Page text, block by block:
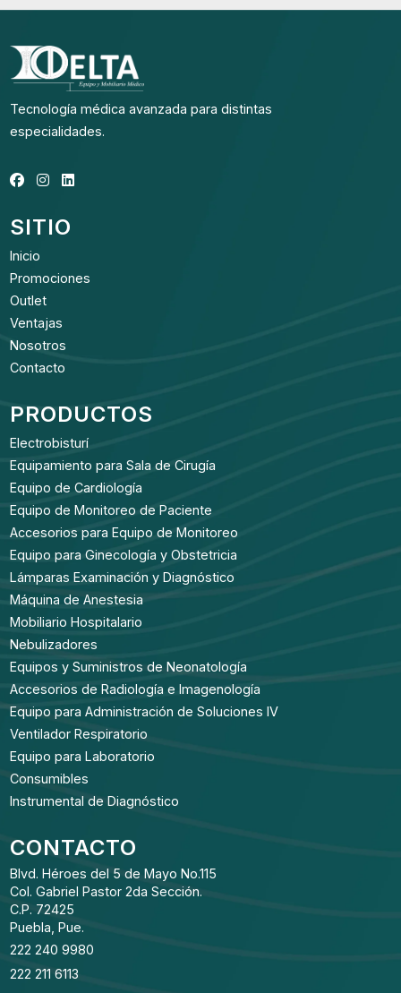
Tecnología médica avanzada para distintas
especialidades.
SITIO
Inicio
Promociones
Outlet
Ventajas
Nosotros
Contacto
PRODUCTOS
Electrobisturí
Equipamiento para Sala de Cirugía
Equipo de Cardiología
Equipo de Monitoreo de Paciente
Accesorios para Equipo de Monitoreo
Equipo para Ginecología y Obstetricia
Lámparas Examinación y Diagnóstico
Máquina de Anestesia
Mobiliario Hospitalario
Nebulizadores
Equipos y Suministros de Neonatología
Accesorios de Radiología e Imagenología
Equipo para Administración de Soluciones IV
Ventilador Respiratorio
Equipo para Laboratorio
Consumibles
Instrumental de Diagnóstico
CONTACTO
Blvd. Héroes del 5 de Mayo No.115
Col. Gabriel Pastor 2da Sección.
C.P. 72425
Puebla, Pue.
222 240 9980
222 211 6113